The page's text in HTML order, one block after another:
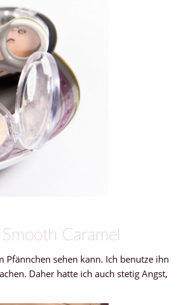
Caramel
sehen kann. Ich benutze ihn
Daher hatte ich auch stetig Angst,